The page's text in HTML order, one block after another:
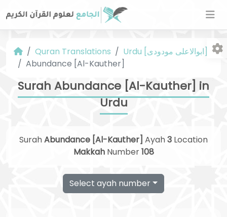
Quran Translations
Urdu [ابوالاعلی مودودی]
Abundance [Al-Kauther]
Surah Abundance [Al-Kauther] in
Urdu
SurahAbundance [Al-Kauther] Ayah3 Location
MakkahNumber108
Select ayah number